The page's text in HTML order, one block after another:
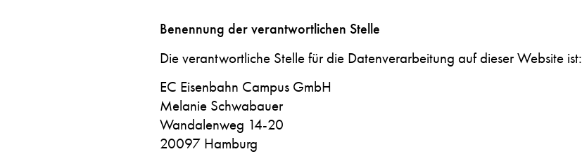
Benennung der verantwortlichen Stelle
Die verantwortliche Stelle für die Datenverarbeitung auf dieser Website ist:
EC Eisenbahn Campus GmbH
Melanie Schwabauer
Wandalenweg 14-20
20097 Hamburg